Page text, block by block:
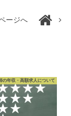
ージへ
の年収・高額求人について